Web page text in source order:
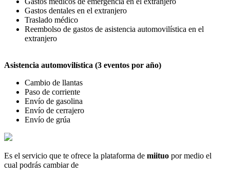
Gastos dentales en el extranjero
Traslado médico
Reembolso de gastos de asistencia automovilística en el
extranjero
Asistencia automovilística (3 eventos por año)
Cambio de llantas
Paso de corriente
Envío de gasolina
Envío de cerrajero
Envío de grúa
Es el servicio que te ofrece la plataforma de miituo por medio el
cual podrás cambiar de